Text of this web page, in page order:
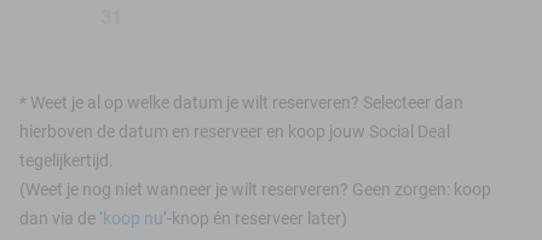
* Weet je al op welke datum je wilt reserveren? Selecteer dan
hierboven de datum en reserveer en koop jouw Social Deal
tegelijkertijd.
(Weet je nog niet wanneer je wilt reserveren? Geen zorgen: koop
dan via de ‘koop nu’-knop én reserveer later)